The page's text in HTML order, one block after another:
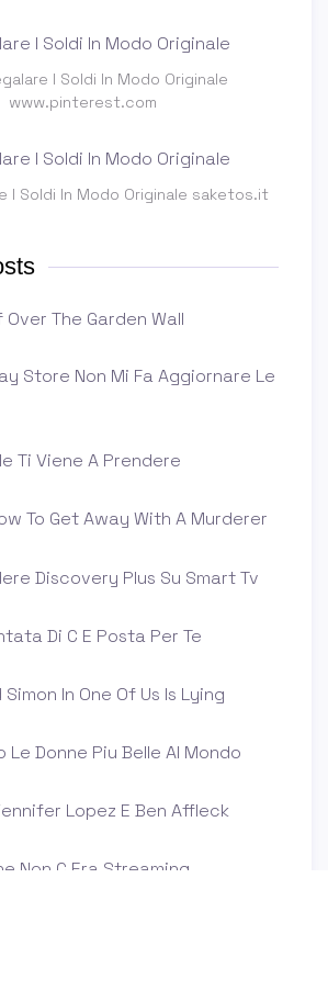
I Soldi In Modo Originale
www.pinterest.com
I Soldi In Modo Originale saketos.it
The Garden Wall
Store Non Mi Fa Aggiornare Le
Ti Viene A Prendere
To Get Away With A Murderer
Discovery Plus Su Smart Tv
Di C E Posta Per Te
Simon In One Of Us Is Lying
Le Donne Piu Belle Al Mondo
Lopez E Ben Affleck
Non C Era Streaming